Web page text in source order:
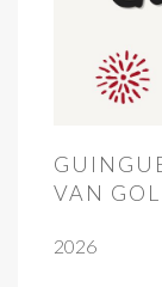
VAN
2026